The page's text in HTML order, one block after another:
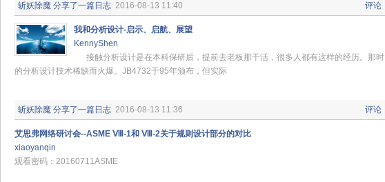
评论
斩妖除魔 分享了一篇日志 2016-08-13 11:40
我和分析设计-启示、启航、展望
KennyShen
接触分析设计是在本科保研后，提前去老板那干活，很多人都有这样的经历。那时
的分析设计技术稀缺而火爆。JB4732于95年颁布，但实际
评论
斩妖除魔 分享了一篇日志 2016-08-13 11:36
艾思弗网络研讨会--ASME Ⅷ-1和 Ⅷ-2关于规则设计部分的对比
xiaoyanqin
观看密码：20160711ASME